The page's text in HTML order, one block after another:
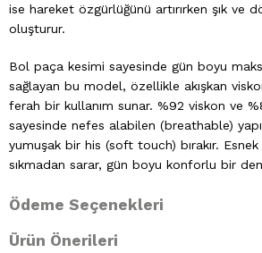
ise hareket özgürlüğünü artırırken şık ve
oluşturur.
Bol paça kesimi sayesinde gün boyu
sağlayan bu model, özellikle akışkan
ferah bir kullanım sunar. %92 viskon ve
sayesinde nefes alabilen (breathable)
yumuşak bir his (soft touch) bırakır.
sıkmadan sarar, gün boyu konforlu bir
Minimal ve zamansız tasarımı sayesinde
giyiminde ya da hafta sonu kombinlerinde
Ödeme Seçenekleri
Ürün Önerileri